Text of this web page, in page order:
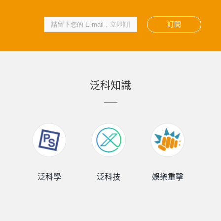
訂閱
泛科知識
泛科學 泛科技 娛樂重擊